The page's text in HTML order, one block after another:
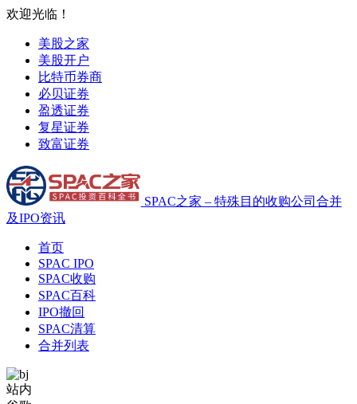
欢迎光临！
美股之家
美股开户
比特币券商
必贝证券
盈透证券
复星证券
致富证券
SPAC之家 – 特殊目的收购公司合并
及IPO资讯
首页
SPAC IPO
SPAC收购
SPAC百科
IPO撤回
SPAC清算
合并列表
站内